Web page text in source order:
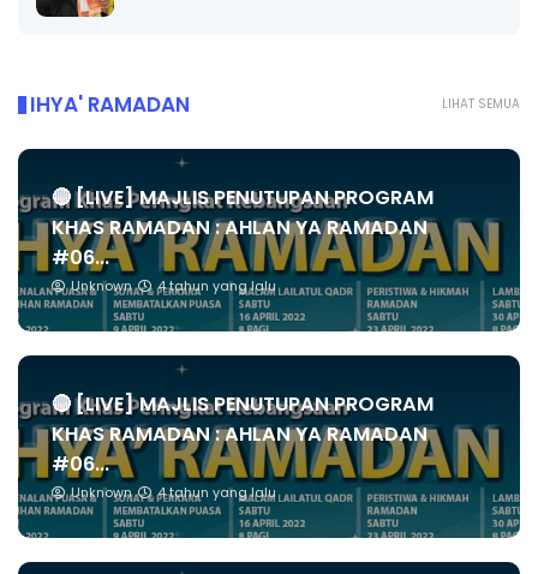
LIHAT SEMUA
IHYA' RAMADAN
🔴 [LIVE] MAJLIS PENUTUPAN PROGRAM
KHAS RAMADAN : AHLAN YA RAMADAN
#06...
Unknown 4 tahun yang lalu
🔴 [LIVE] MAJLIS PENUTUPAN PROGRAM
KHAS RAMADAN : AHLAN YA RAMADAN
#06...
Unknown 4 tahun yang lalu